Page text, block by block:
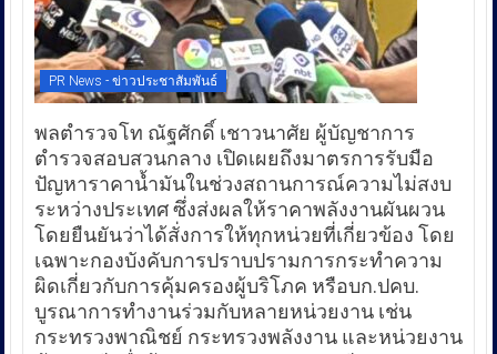
PR News - ข่าวประชาสัมพันธ์
พลตำรวจโท ณัฐศักดิ์ เชาวนาศัย ผู้บัญชาการ
ตำรวจสอบสวนกลาง เปิดเผยถึงมาตรการรับมือ
ปัญหาราคาน้ำมันในช่วงสถานการณ์ความไม่สงบ
ระหว่างประเทศ ซึ่งส่งผลให้ราคาพลังงานผันผวน
โดยยืนยันว่าได้สั่งการให้ทุกหน่วยที่เกี่ยวข้อง โดย
เฉพาะกองบังคับการปราบปรามการกระทำความ
ผิดเกี่ยวกับการคุ้มครองผู้บริโภค หรือบก.ปคบ.
บูรณาการทำงานร่วมกับหลายหน่วยงาน เช่น
กระทรวงพาณิชย์ กระทรวงพลังงาน และหน่วยงาน